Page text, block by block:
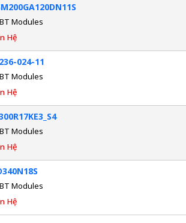
Modules
Hệ
024-11
Modules
Hệ
Modules
Hệ
Modules
Hệ